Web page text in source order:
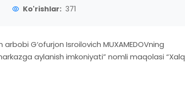
Ko'rishlar: 371
G‘ofurjon Isroilovich MUXAMEDOVning
aylanish imkoniyati” nomli maqolasi “Xalq